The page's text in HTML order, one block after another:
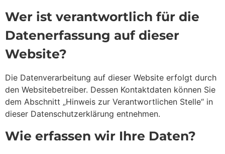
Wer ist verantwortlich für die
Datenerfassung auf dieser
Website?
Die Datenverarbeitung auf dieser Website erfolgt durch
den Websitebetreiber. Dessen Kontaktdaten können Sie
dem Abschnitt „Hinweis zur Verantwortlichen Stelle“ in
dieser Datenschutzerklärung entnehmen.
Wie erfassen wir Ihre Daten?